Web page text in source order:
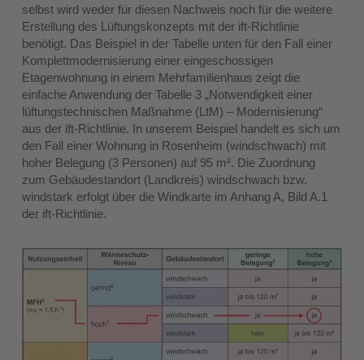
selbst wird weder für diesen Nachweis noch für die weitere
Erstellung des Lüftungskonzepts mit der ift-Richtlinie
benötigt. Das Beispiel in der Tabelle unten für den Fall einer
Komplettmodernisierung einer eingeschossigen
Etagenwohnung in einem Mehrfamilienhaus zeigt die
einfache Anwendung der Tabelle 3 „Notwendigkeit einer
lüftungstechnischen Maßnahme (LtM) – Modernisierung“
aus der ift-Richtlinie. In unserem Beispiel handelt es sich um
den Fall einer Wohnung in Rosenheim (windschwach) mit
hoher Belegung (3 Personen) auf 95 m². Die Zuordnung
zum Gebäudestandort (Landkreis) windschwach bzw.
windstark erfolgt über die Windkarte im Anhang A, Bild A.1
der ift-Richtlinie.